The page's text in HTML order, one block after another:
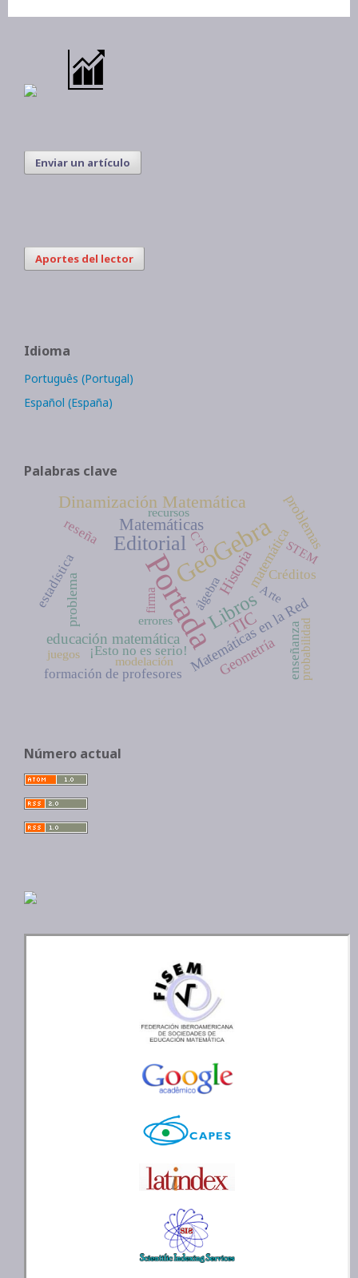
Enviar un artículo
Aportes del lector
Idioma
Português (Portugal)
Español (España)
Palabras clave
Portada
GeoGebra
Editorial
Libros
TIC
Dinamización Matemática
Matemáticas
educación matemática
Historiamatemática
Matemáticas en la Red
problema
Geometría
problemas
estadística
¡Esto no es serio!
reseña
Créditos
formación de profesores enseñanza
STEM
probabilidad
álgebra
errores
firma
modelación
Arte
recursos
CTS
juegos
Número actual